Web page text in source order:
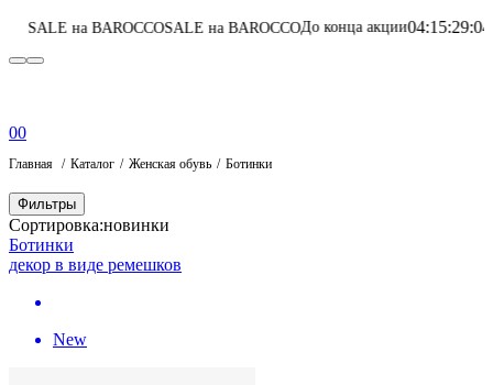
BAROCCO SALE на BAROCCO До конца акции04:15:29:04 Перейти в
00
Главная Каталог Женская обувь Ботинки
Фильтры
Сортировка:новинки
Ботинки
декор в виде ремешков
New